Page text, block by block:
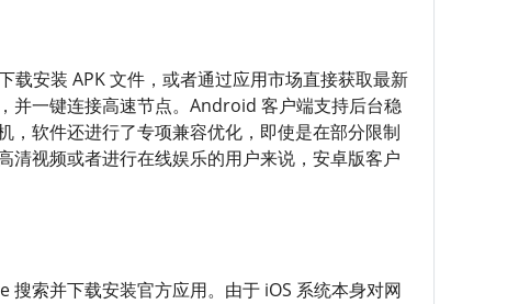
安装 APK 文件，或者通过应用市场直接获取最新
并一键连接高速节点。Android 客户端支持后台稳
，软件还进行了专项兼容优化，即使是在部分限制
清视频或者进行在线娱乐的用户来说，安卓版客户
索并下载安装官方应用。由于 iOS 系统本身对网